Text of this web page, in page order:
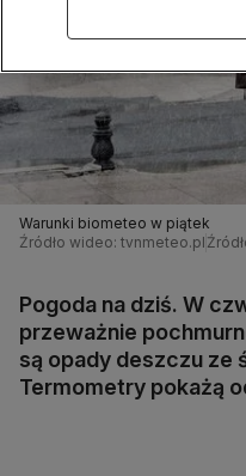
Warunki biometeo w piątek
Źródło wideo: tvnmeteo.pl
Pogoda na dziś. W
przeważnie
są opady deszczu ze
Termometry pokażą